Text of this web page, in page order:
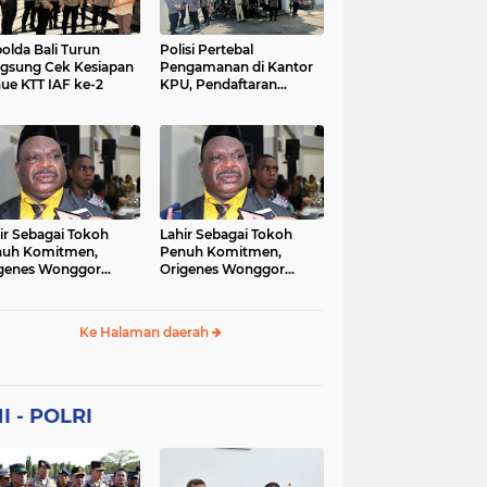
Sekolah soaial sosial
pertanian
polri polrii polris polusi
tajuk editorial tni
Bali Turun
Cek Kesiapan
KTT IAF ke-2
Polisi Pertebal
Pengamanan di Kantor
KPU, Pendaftaran
Berlangsung Kondusif
Sebagai Tokoh
Komitmen,
Wonggor
Lahir Sebagai Tokoh
Penuh Komitmen,
Origenes Wonggor
Ke Halaman daerah
- POLRI